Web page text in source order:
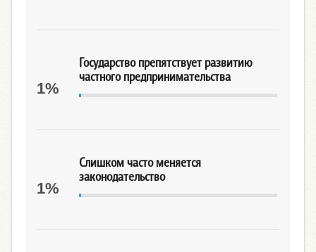
Государство препятствует развитию
частного предпринимательства
1%
Слишком часто меняется
законодательство
1%